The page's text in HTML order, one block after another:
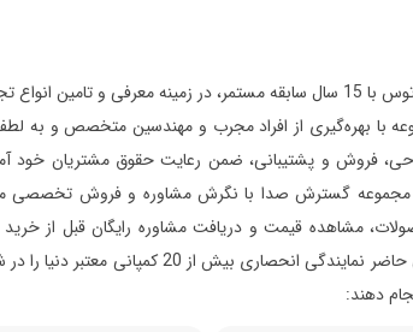
مجموعه گسترش صدا برتر توس با 15 سال سابقه مستمر، در زمینه
فروش و پشتیبانی، ضمن رعایت حقوق مشتریان خود آماده
گسترش صدا با نگرش مشاوره و فروش تخصصی
مشاهده قیمت و دریافت مشاوره رایگان قبل از خرید
می‌دارد این مجموعه در حال حاضر
دهند: